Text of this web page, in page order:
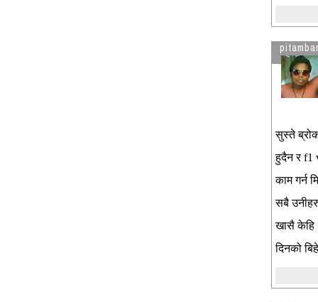
pitambar
सुस्ते
हुदैन र f1
काम गर्न
सबै
खासै केहि
दिनको